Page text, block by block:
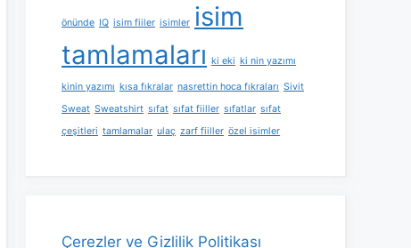
önünde IQ isim fiiler isimler isim
tamlamaları ki eki ki nin yazımı
kinin yazımı kısa fıkralar nasrettin hoca fıkraları Sivit
Sweat Sweatshirt sıfat sıfat fiiller sıfatlar sıfat
çeşitleri tamlamalar ulaç zarf fiiller özel isimler
Çerezler ve Gizlilik Politikası